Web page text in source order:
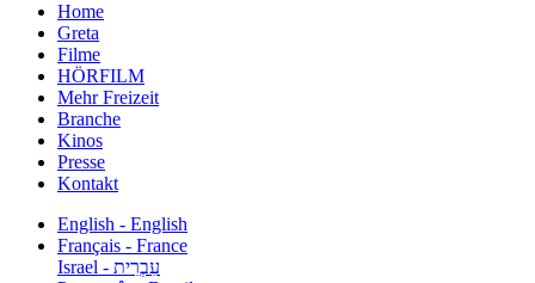
Home
Greta
Filme
HÖRFILM
Mehr Freizeit
Branche
Kinos
Presse
Kontakt
English - English
Français - France
עִבְרִית - Israel